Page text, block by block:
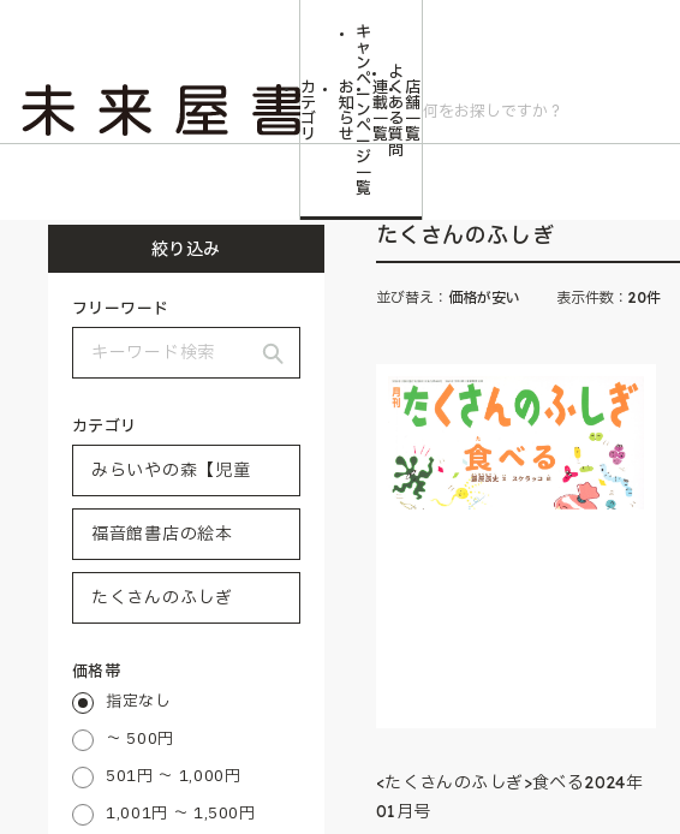
カ
テ
ゴ
リ
お
知
ら
せ
キ
ャ
ン
ペ
ー
ン
ペ
ー
ジ
一
覧
連
載
一
覧
よ
く
あ
る
質
問
店
舗
一
覧
福音館書店の絵本
絞り込み
フリーワード
カテゴリ
価格帯
指定なし
～ 500円
501円 ～ 1,000円
1,001円 ～ 1,500円
たくさんのふしぎ
並び替え： 価格が安い 表示件数： 20件
<たくさんのふしぎ>食べる2024年
01月号